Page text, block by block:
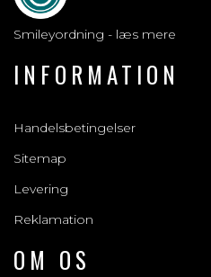
Smileyordning - læs mere
INFORMATION
Handelsbetingelser
Sitemap
Levering
Reklamation
OM OS